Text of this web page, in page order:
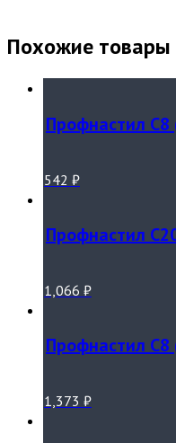
Похожие товары
Профнастил С8
542 ₽
Профнастил
1,066 ₽
Профнастил С8
1,373 ₽